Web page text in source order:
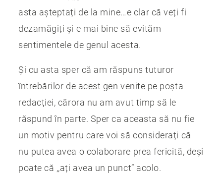
asta așteptați de la mine…e clar că veți fi
dezamăgiți și e mai bine să evităm
sentimentele de genul acesta.
Și cu asta sper că am răspuns tuturor
întrebărilor de acest gen venite pe poșta
redacției, cărora nu am avut timp să le
răspund în parte. Sper ca aceasta să nu fie
un motiv pentru care voi să considerați că
nu putea avea o colaborare prea fericită, deși
poate că ,,ați avea un punct” acolo.